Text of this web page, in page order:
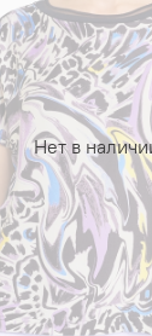
Нет в